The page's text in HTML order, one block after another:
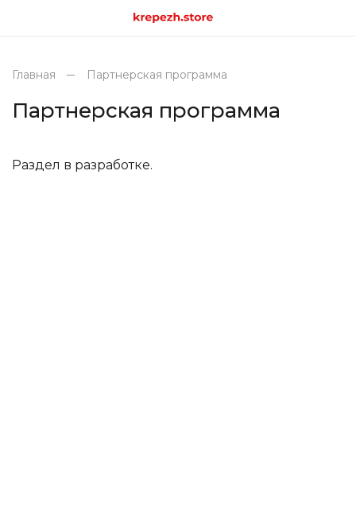
Главная Партнерская программа
Партнерская программа
Раздел в разработке.